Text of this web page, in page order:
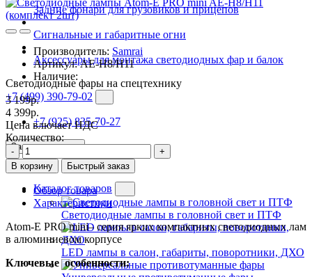
Задние фонари для грузовиков и прицепов
Сигнальные и габаритные огни
Аксессуары для монтажа светодиодных фар и балок
Светодиодные фары на спецтехнику
+7 (499) 390-79-02
+7 (925) 835-70-27
Заказать звонок
Каталог товаров
Светодиодные лампы в головной свет и ПТФ
LED лампы в салон, габариты, поворотники, ДХО
Производитель: Samrai
Артикул:AE-H8/H11
Наличие:
3 199р.
4 399р.
Цена влючает НДС
Количество:
-
+
В корзину
Быстрый заказ
Обзор товара
Характеристики
Atom-E PRO mini– серия ярких компактных светодиодных лам
в алюминиевом корпусе
Ключевые особенности: